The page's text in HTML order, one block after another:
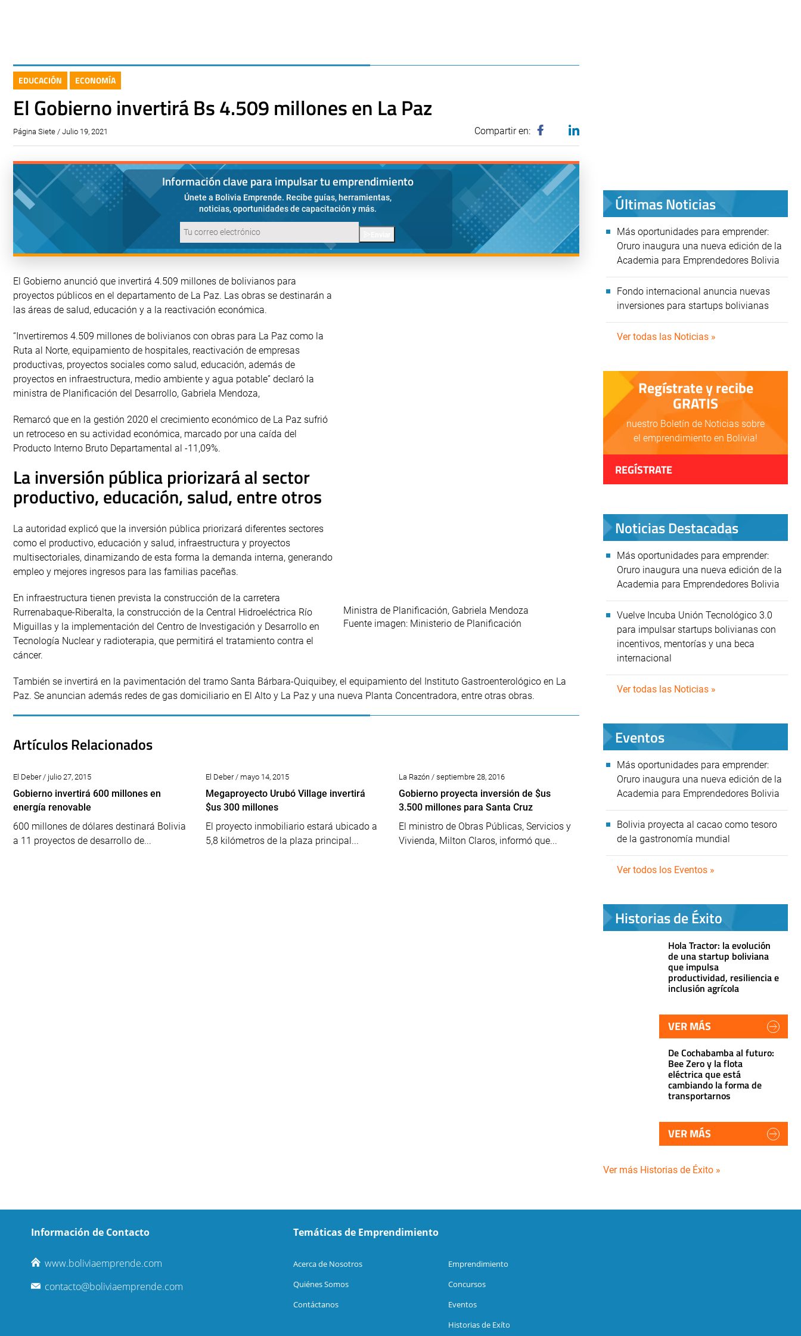
EDUCACIÓN ECONOMÍA
El Gobierno invertirá Bs 4.509 millones en La Paz
Página Siete / Julio 19, 2021 Compartir en:
Información clave para impulsar tu emprendimiento
Únete a Bolivia Emprende. Recibe guías, herramientas,
noticias, oportunidades de capacitación y más.
Ministra de Planificación, Gabriela Mendoza
Fuente imagen: Ministerio de Planificación
El Gobierno anunció que invertirá 4.509 millones de bolivianos para
proyectos públicos en el departamento de La Paz. Las obras se destinarán a
las áreas de salud, educación y a la reactivación económica.
“Invertiremos 4.509 millones de bolivianos con obras para La Paz como la
Ruta al Norte, equipamiento de hospitales, reactivación de empresas
productivas, proyectos sociales como salud, educación, además de
proyectos en infraestructura, medio ambiente y agua potable” declaró la
ministra de Planificación del Desarrollo, Gabriela Mendoza,
Remarcó que en la gestión 2020 el crecimiento económico de La Paz sufrió
un retroceso en su actividad económica, marcado por una caída del
Producto Interno Bruto Departamental al -11,09%.
La inversión pública priorizará al sector
productivo, educación, salud, entre otros
La autoridad explicó que la inversión pública priorizará diferentes sectores
como el productivo, educación y salud, infraestructura y proyectos
multisectoriales, dinamizando de esta forma la demanda interna, generando
empleo y mejores ingresos para las familias paceñas.
En infraestructura tienen prevista la construcción de la carretera
Rurrenabaque-Riberalta, la construcción de la Central Hidroeléctrica Río
Miguillas y la implementación del Centro de Investigación y Desarrollo en
Tecnología Nuclear y radioterapia, que permitirá el tratamiento contra el
cáncer.
También se invertirá en la pavimentación del tramo Santa Bárbara-Quiquibey, el equipamiento del Instituto Gastroenterológico en La
Paz. Se anuncian además redes de gas domiciliario en El Alto y La Paz y una nueva Planta Concentradora, entre otras obras.
Artículos Relacionados
El Deber / julio 27, 2015
Gobierno invertirá 600 millones en
energía renovable
600 millones de dólares destinará Bolivia
a 11 proyectos de desarrollo de...
El Deber / mayo 14, 2015
Megaproyecto Urubó Village invertirá
$us 300 millones
El proyecto inmobiliario estará ubicado a
5,8 kilómetros de la plaza principal...
La Razón / septiembre 28, 2016
Gobierno proyecta inversión de $us
3.500 millones para Santa Cruz
El ministro de Obras Públicas, Servicios y
Vivienda, Milton Claros, informó que...
Últimas Noticias
Más oportunidades para emprender:
Oruro inaugura una nueva edición de la
Academia para Emprendedores Bolivia
Fondo internacional anuncia nuevas
inversiones para startups bolivianas
Ver todas las Noticias »
Regístrate y recibe
GRATIS
nuestro Boletín de Noticias sobre
el emprendimiento en Bolivia!
REGÍSTRATE
Noticias Destacadas
Más oportunidades para emprender:
Oruro inaugura una nueva edición de la
Academia para Emprendedores Bolivia
Vuelve Incuba Unión Tecnológico 3.0
para impulsar startups bolivianas con
incentivos, mentorías y una beca
internacional
Ver todas las Noticias »
Eventos
Más oportunidades para emprender:
Oruro inaugura una nueva edición de la
Academia para Emprendedores Bolivia
Bolivia proyecta al cacao como tesoro
de la gastronomía mundial
Ver todos los Eventos »
Historias de Éxito
Hola Tractor: la evolución
de una startup boliviana
que impulsa
productividad, resiliencia e
inclusión agrícola
VER MÁS
De Cochabamba al futuro:
Bee Zero y la flota
eléctrica que está
cambiando la forma de
transportarnos
VER MÁS
Ver más Historias de Éxito »
Información de Contacto
www.boliviaemprende.com
contacto@boliviaemprende.com
Temáticas de Emprendimiento
Acerca de Nosotros
Quiénes Somos
Contáctanos
Emprendimiento
Concursos
Eventos
Historias de Exíto